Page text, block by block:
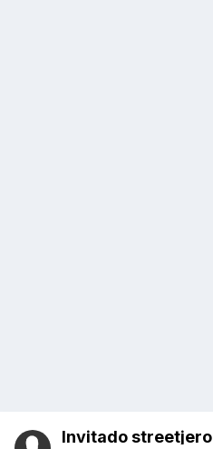
Invitado streetjero